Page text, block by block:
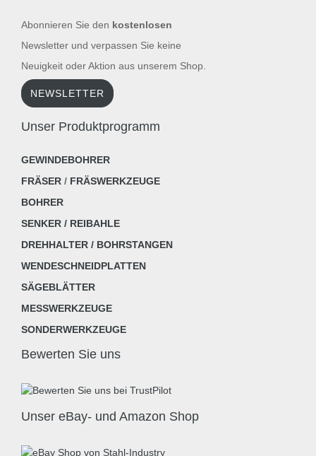
Abonnieren Sie den kostenlosen
Newsletter und verpassen Sie keine
Neuigkeit oder Aktion aus unserem Shop.
NEWSLETTER
Unser Produktprogramm
GEWINDEBOHRER
FRÄSER / FRÄSWERKZEUGE
BOHRER
SENKER / REIBAHLE
DREHHALTER / BOHRSTANGEN
WENDESCHNEIDPLATTEN
SÄGEBLÄTTER
MESSWERKZEUGE
SONDERWERKZEUGE
Bewerten Sie uns
Unser eBay- und Amazon Shop